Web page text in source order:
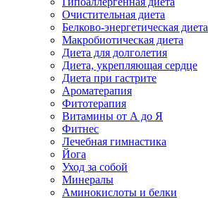
Очистительная диета
Белково-энергетическая диета
Макробиотическая диета
Диета для долголетия
Диета, укрепляющая сердце
Диета при гастрите
Ароматерапия
Фитотерапия
Витамины от А до Я
Фитнес
Лечебная гимнастика
Йога
Уход за собой
Минералы
Аминокислоты и белки